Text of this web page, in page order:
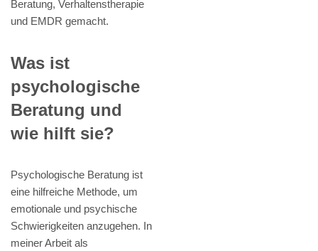
Beratung, Verhaltenstherapie
und EMDR gemacht.
Was ist
psychologische
Beratung und
wie hilft sie?
Psychologische Beratung ist
eine hilfreiche Methode, um
emotionale und psychische
Schwierigkeiten anzugehen. In
meiner Arbeit als